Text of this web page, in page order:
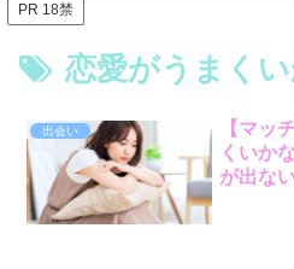
PR 18禁
恋愛がうまく
出会い
【マッ
くいか
が出な